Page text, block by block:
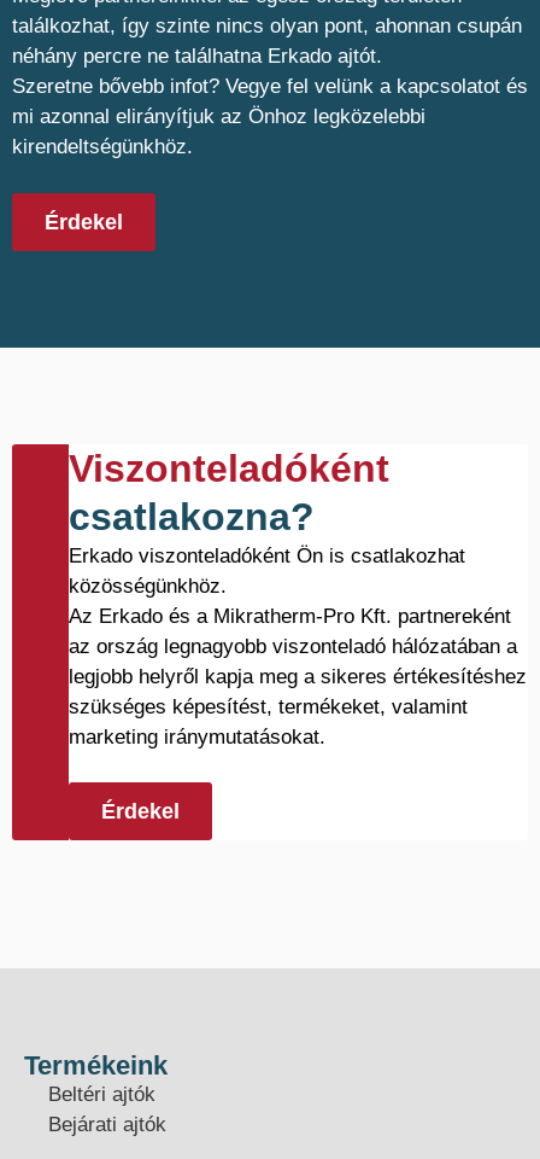
találkozhat, így szinte nincs olyan pont, ahonnan csupán
néhány percre ne találhatna Erkado ajtót.
Szeretne bővebb infot? Vegye fel velünk a kapcsolatot és
mi azonnal elirányítjuk az Önhoz legközelebbi
kirendeltségünkhöz.
Érdekel
Viszonteladóként
csatlakozna?
Erkado viszonteladóként Ön is csatlakozhat
közösségünkhöz.
Az Erkado és a Mikratherm-Pro Kft. partnereként
az ország legnagyobb viszonteladó hálózatában a
legjobb helyről kapja meg a sikeres értékesítéshez
szükséges képesítést, termékeket, valamint
marketing iránymutatásokat.
Érdekel
Termékeink
Beltéri ajtók
Bejárati ajtók